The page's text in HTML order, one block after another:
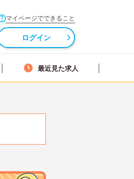
マイページでできること
ログイン
最近見た求人